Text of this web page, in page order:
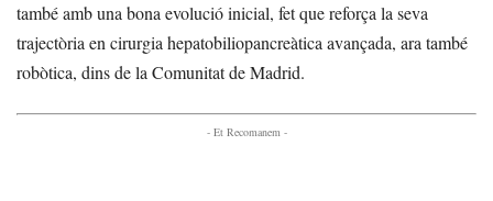
també amb una bona evolució inicial, fet que reforça la seva
trajectòria en cirurgia hepatobiliopancreàtica avançada, ara també
robòtica, dins de la Comunitat de Madrid.
- Et Recomanem -